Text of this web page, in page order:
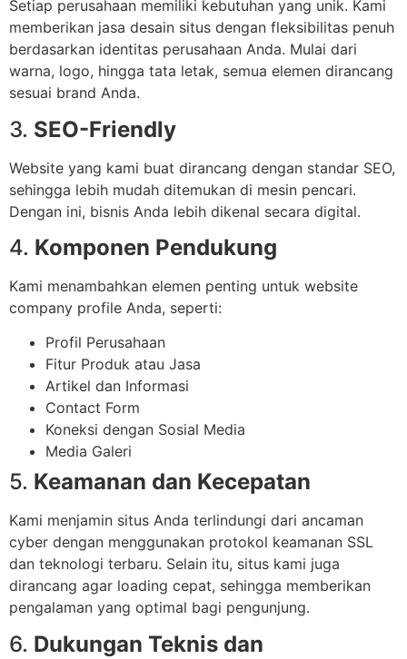
Setiap perusahaan memiliki kebutuhan yang unik. Kami
memberikan jasa desain situs dengan fleksibilitas penuh
berdasarkan identitas perusahaan Anda. Mulai dari
warna, logo, hingga tata letak, semua elemen dirancang
sesuai brand Anda.
3. SEO-Friendly
Website yang kami buat dirancang dengan standar SEO,
sehingga lebih mudah ditemukan di mesin pencari.
Dengan ini, bisnis Anda lebih dikenal secara digital.
4. Komponen Pendukung
Kami menambahkan elemen penting untuk website
company profile Anda, seperti:
Profil Perusahaan
Fitur Produk atau Jasa
Artikel dan Informasi
Contact Form
Koneksi dengan Sosial Media
Media Galeri
5. Keamanan dan Kecepatan
Kami menjamin situs Anda terlindungi dari ancaman
cyber dengan menggunakan protokol keamanan SSL
dan teknologi terbaru. Selain itu, situs kami juga
dirancang agar loading cepat, sehingga memberikan
pengalaman yang optimal bagi pengunjung.
6. Dukungan Teknis dan